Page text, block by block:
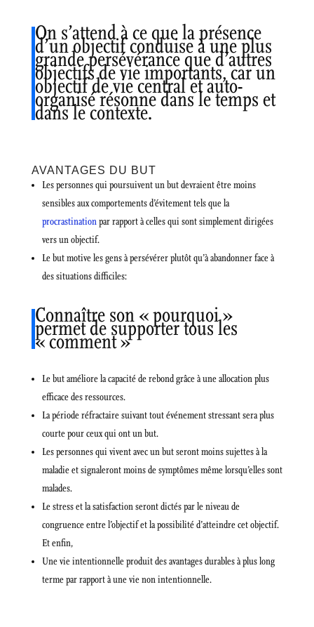
On s’attend à ce que la présence
d’un objectif conduise à une plus
grande persévérance que d’autres
objectifs de vie importants, car un
objectif de vie central et auto-
organisé résonne dans le temps et
dans le contexte.
AVANTAGES DU BUT
Les personnes qui poursuivent un but devraient être moins
sensibles aux comportements d’évitement tels que la
procrastinationpar rapport à celles qui sont simplement dirigées
vers un objectif.
Le but motive les gens à persévérer plutôt qu’à abandonner face à
des situations difficiles:
Connaître son « pourquoi »
permet de supporter tous les
« comment »
Le but améliore la capacité de rebond grâce à une allocation plus
efficace des ressources.
La période réfractaire suivant tout événement stressant sera plus
courte pour ceux qui ont un but.
Les personnes qui vivent avec un but seront moins sujettes à la
maladie et signaleront moins de symptômes même lorsqu’elles sont
malades.
Le stress et la satisfaction seront dictés par le niveau de
congruence entre l’objectif et la possibilité d’atteindre cet objectif.
Et enfin,
Une vie intentionnelle produit des avantages durables à plus long
terme par rapport à une vie non intentionnelle.